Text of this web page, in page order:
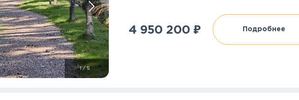
1/5
4 950 200 ₽ Подробнее